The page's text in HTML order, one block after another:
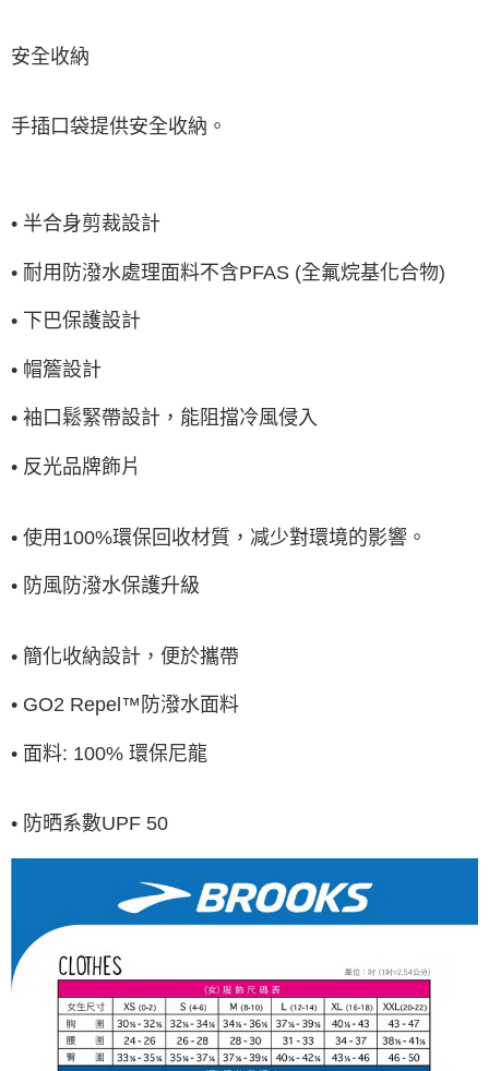
安全收納
手插口袋提供安全收納。
• 半合身剪裁設計
• 耐用防潑水處理面料不含PFAS (全氟烷基化合物)
• 下巴保護設計
• 帽簷設計
• 袖口鬆緊帶設計，能阻擋冷風侵入
• 反光品牌飾片
• 使用100%環保回收材質，减少對環境的影響。
• 防風防潑水保護升級
• 簡化收納設計，便於攜帶
• GO2 Repel™防潑水面料
• 面料: 100% 環保尼龍
• 防晒系數UPF 50